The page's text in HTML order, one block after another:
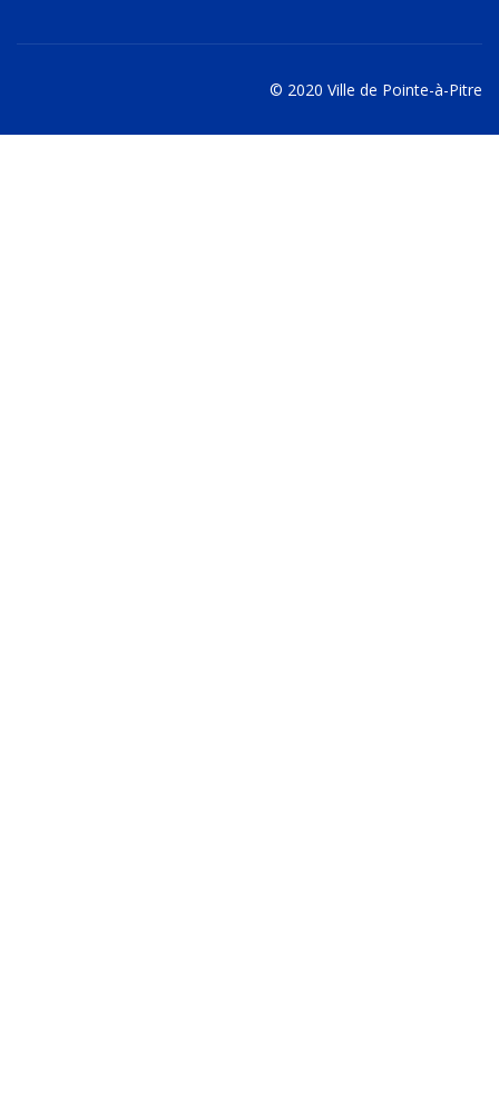
© 2020 Ville de Pointe-à-Pitre